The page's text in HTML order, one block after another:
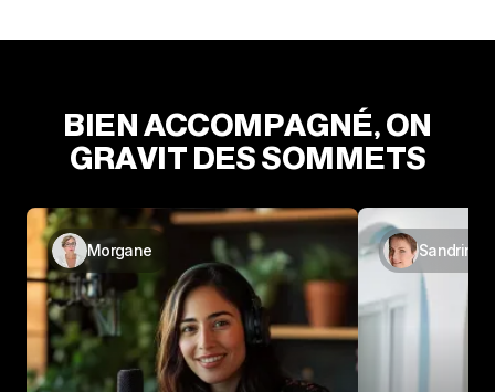
BIEN ACCOMPAGNÉ, ON
GRAVIT DES SOMMETS
Morgane Sandrine